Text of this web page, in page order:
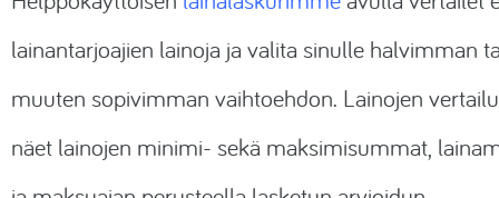
lainantarjoajien lainoja ja valita sinulle halvimman
muuten sopivimman vaihtoehdon. Lainojen
näet lainojen minimi- sekä maksimisummat,